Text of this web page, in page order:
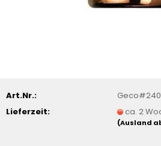
Art.Nr.:
Lieferzeit:
ca. 2
(Ausland